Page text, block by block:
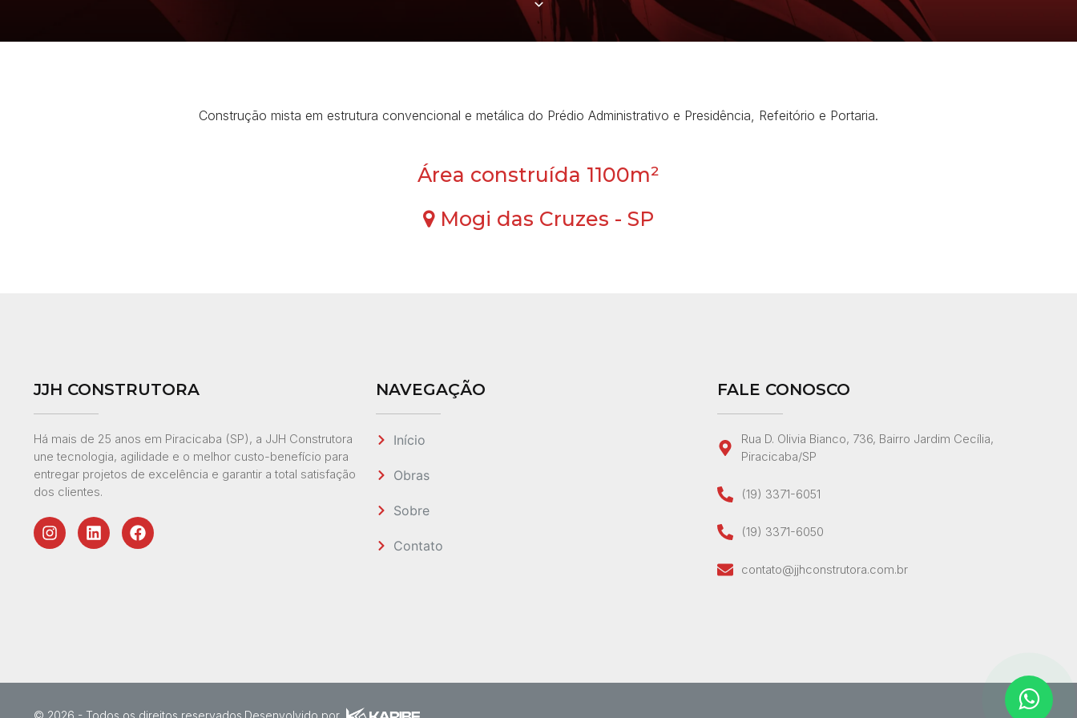
Construção mista em estrutura convencional e metálica do Prédio Administrativo e Presidência, Refeitório e Portaria.
Área construída 1100m²
Mogi das Cruzes - SP
JJH CONSTRUTORA
Há mais de 25 anos em Piracicaba (SP), a JJH Construtora
une tecnologia, agilidade e o melhor custo-benefício para
entregar projetos de excelência e garantir a total satisfação
dos clientes.
NAVEGAÇÃO
Início
Obras
Sobre
Contato
FALE CONOSCO
Rua D. Olivia Bianco, 736, Bairro Jardim Cecília,
Piracicaba/SP
(19) 3371-6051
(19) 3371-6050
contato@jjhconstrutora.com.br
© 2026 - Todos os direitos reservados. Desenvolvido por